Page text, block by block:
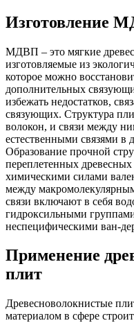
Изготовление
МДВП – это мягкие
изготовляемые из
которое можно
дополнительных
избежать недостатков,
связующих. Структура
волокон, и связи между
естественными связями в
Образование прочной
переплетенных древесных
химическими силами
между
связи включают в себя
гидроксильными
неспецифическими ван-
Применение
плит
Древесноволокнистые
материалом в сфере